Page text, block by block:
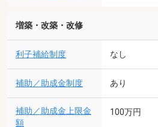
増築・改築・改修
利子補給制度 なし
補助／助成金制度 あり
補助／助成金上限金
額
100万円